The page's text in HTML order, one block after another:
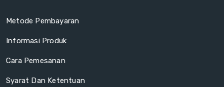
Metode Pembayaran
Informasi Produk
Cara Pemesanan
Syarat Dan Ketentuan